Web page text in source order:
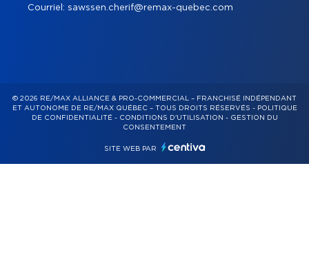
Courriel: sawssen.cherif@remax-quebec.com
© 2026 RE/MAX ALLIANCE & PRO-COMMERCIAL – FRANCHISÉ INDÉPENDANT
ET AUTONOME DE RE/MAX QUÉBEC – TOUS DROITS RÉSERVÉS - POLITIQUE
DE CONFIDENTIALITÉ- CONDITIONS D'UTILISATION - GESTION DU
CONSENTEMENT
SITE WEB PAR